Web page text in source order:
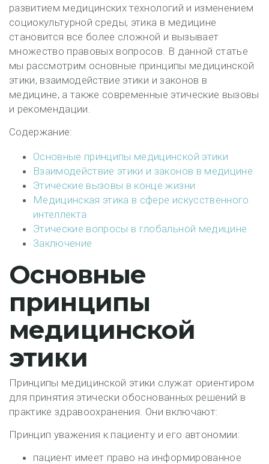
развитием медицинских технологий и изменением
социокультурной среды, этика в медицине
становится все более сложной и вызывает
множество правовых вопросов. В данной статье
мы рассмотрим основные принципы медицинской
этики, взаимодействие этики и законов в
медицине, а также современные этические вызовы
и рекомендации.
Содержание:
Основные принципы медицинской этики
Взаимодействие этики и законов в медицине
Этические вызовы в конце жизни
Медицинская этика в сфере искусственного
интеллекта
Этические вопросы в глобальной медицине
Заключение
Основные
принципы
медицинской
этики
Принципы медицинской этики служат ориентиром
для принятия этически обоснованных решений в
практике здравоохранения. Они включают:
Принцип уважения к пациенту и его автономии:
пациент имеет право на информированное